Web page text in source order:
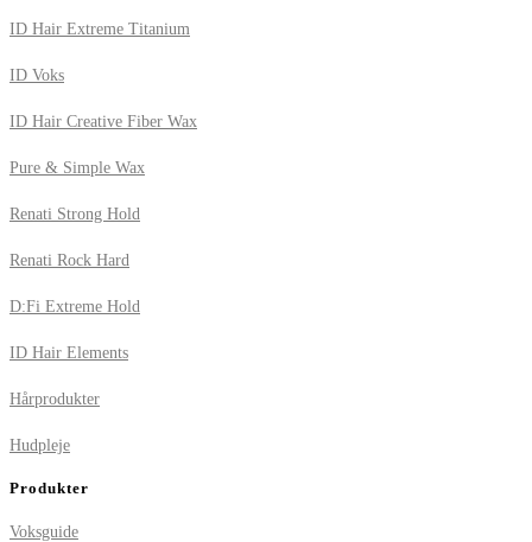
ID Hair Extreme Titanium
ID Voks
ID Hair Creative Fiber Wax
Pure & Simple Wax
Renati Strong Hold
Renati Rock Hard
D:Fi Extreme Hold
ID Hair Elements
Hårprodukter
Hudpleje
Produkter
Voksguide